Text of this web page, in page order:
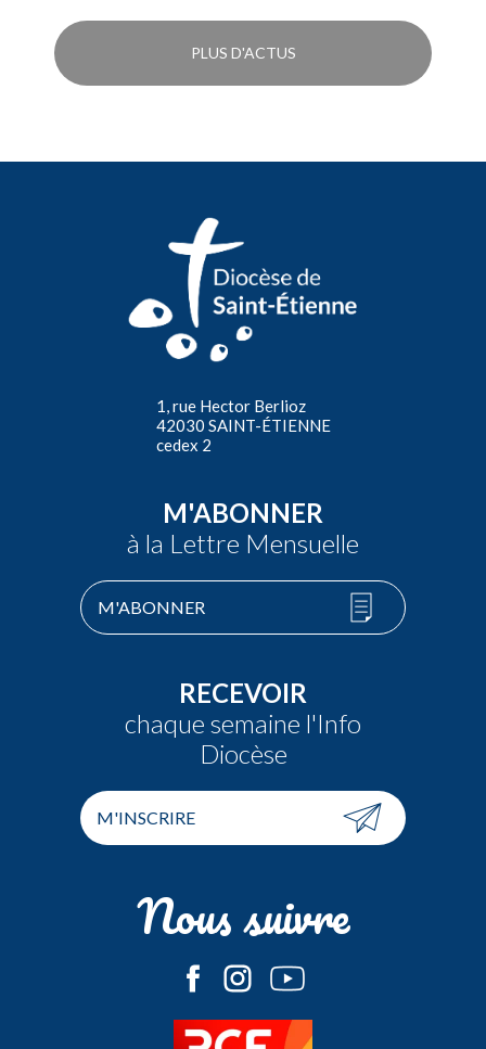
PLUS D'ACTUS
1, rue Hector Berlioz
42030 SAINT-ÉTIENNE
cedex 2
M'ABONNER
à la Lettre Mensuelle
M'ABONNER
RECEVOIR
chaque semaine l'Info
Diocèse
M'INSCRIRE
Nous suivre